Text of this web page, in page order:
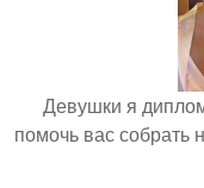
Девушки я
помочь вас собрать